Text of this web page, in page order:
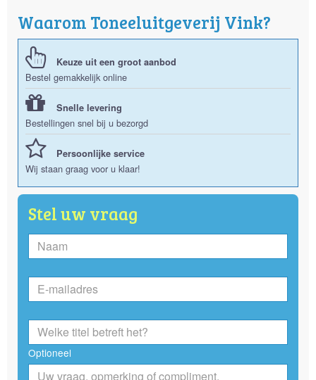
Waarom Toneeluitgeverij Vink?
Keuze uit een groot aanbod
Bestel gemakkelijk online
Snelle levering
Bestellingen snel bij u bezorgd
Persoonlijke service
Wij staan graag voor u klaar!
Stel uw vraag
Optioneel